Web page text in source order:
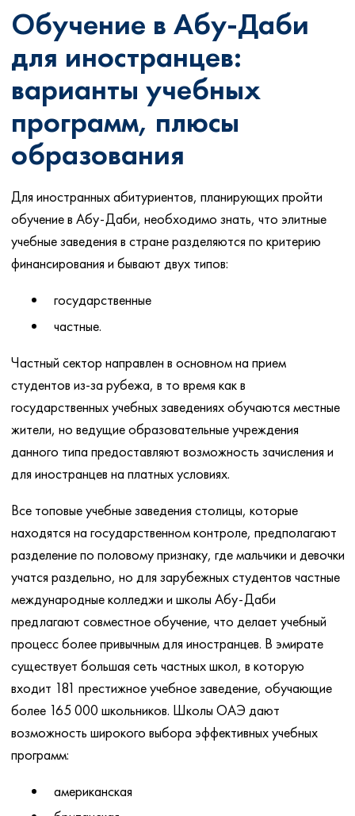
Обучение в Абу-Даби
для иностранцев:
варианты учебных
программ, плюсы
образования
Для иностранных абитуриентов, планирующих пройти
обучение в Абу-Даби, необходимо знать, что элитные
учебные заведения в стране разделяются по критерию
финансирования и бывают двух типов:
государственные
частные.
Частный сектор направлен в основном на прием
студентов из-за рубежа, в то время как в
государственных учебных заведениях обучаются местные
жители, но ведущие образовательные учреждения
данного типа предоставляют возможность зачисления и
для иностранцев на платных условиях.
Все топовые учебные заведения столицы, которые
находятся на государственном контроле, предполагают
разделение по половому признаку, где мальчики и девочки
учатся раздельно, но для зарубежных студентов частные
международные колледжи и школы Абу-Даби
предлагают совместное обучение, что делает учебный
процесс более привычным для иностранцев. В эмирате
существует большая сеть частных школ, в которую
входит 181 престижное учебное заведение, обучающие
более 165 000 школьников. Школы ОАЭ дают
возможность широкого выбора эффективных учебных
программ:
американская